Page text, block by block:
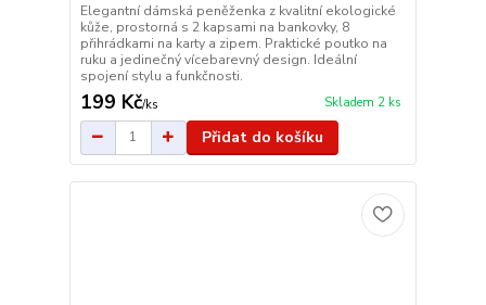
Elegantní dámská peněženka z kvalitní ekologické
kůže, prostorná s 2 kapsami na bankovky, 8
přihrádkami na karty a zipem. Praktické poutko na
ruku a jedinečný vícebarevný design. Ideální
spojení stylu a funkčnosti.
199 Kč/ks Skladem 2 ks
Přidat do košíku